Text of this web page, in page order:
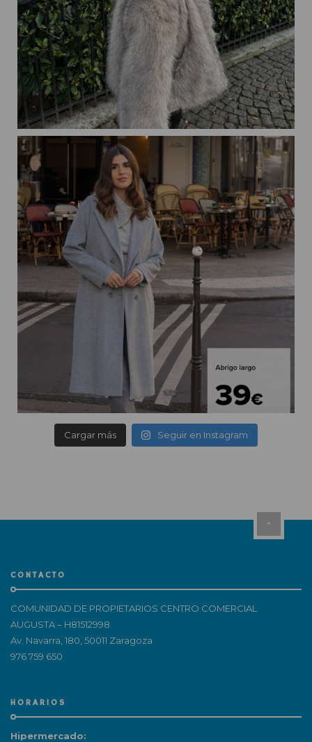
Cargar más Seguir en Instagram
CONTACTO
COMUNIDAD DE PROPIETARIOS CENTRO COMERCIAL
AUGUSTA – H81512998
Av. Navarra, 180, 50011 Zaragoza
976 759 650
HORARIOS
Hipermercado: